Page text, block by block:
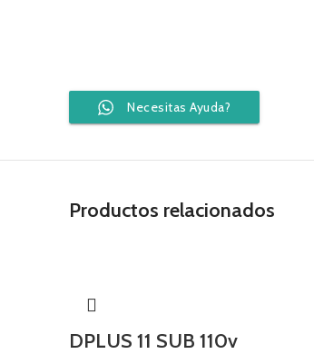
Necesitas Ayuda?
Productos relacionados
DPLUS 11 SUB 110v